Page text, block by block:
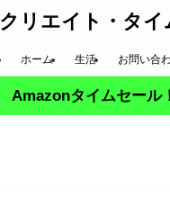
クリエイト・タイ
ホーム 生活 お問い合
Amazonタイムセール